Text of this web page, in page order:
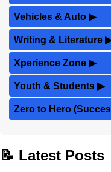
Vehicles & Auto ▶
Writing & Literature
Xperience Zone ▶
Youth & Students ▶
Zero to Hero
📝 Latest Posts